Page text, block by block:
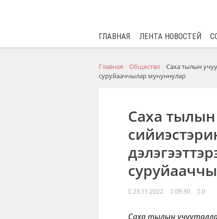
ГЛАВНАЯ ЛЕНТА НОВОСТЕЙ
Главная Общество
Саха тылын
суруйааччылар муһуннулар
Саха
23.11.2022 09:30 0
Саха тылын